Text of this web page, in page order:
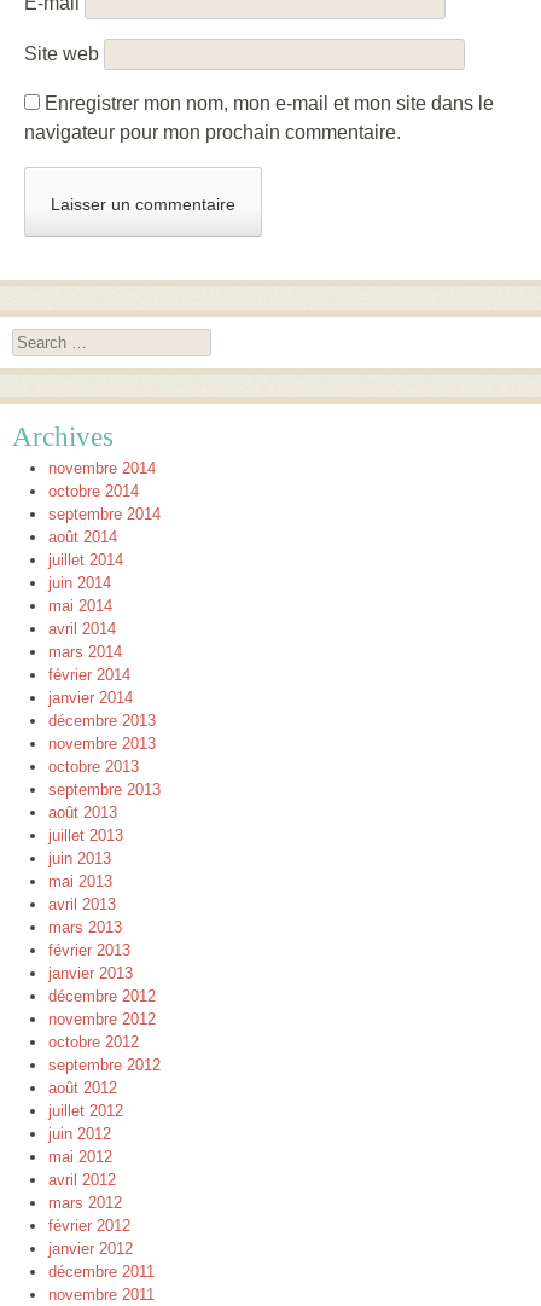
Site web
Enregistrer mon nom, mon e-mail et mon site dans le
navigateur pour mon prochain commentaire.
Search
Archives
novembre 2014
octobre 2014
septembre 2014
août 2014
juillet 2014
juin 2014
mai 2014
avril 2014
mars 2014
février 2014
janvier 2014
décembre 2013
novembre 2013
octobre 2013
septembre 2013
août 2013
juillet 2013
juin 2013
mai 2013
avril 2013
mars 2013
février 2013
janvier 2013
décembre 2012
novembre 2012
octobre 2012
septembre 2012
août 2012
juillet 2012
juin 2012
mai 2012
avril 2012
mars 2012
février 2012
janvier 2012
décembre 2011
novembre 2011